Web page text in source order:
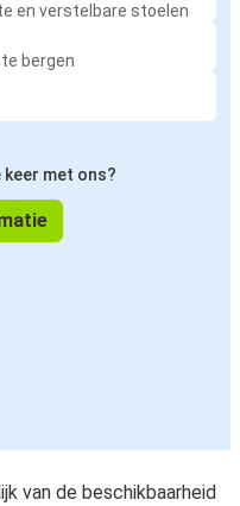
en verstelbare stoelen
bergen
keer met ons?
van de beschikbaarheid